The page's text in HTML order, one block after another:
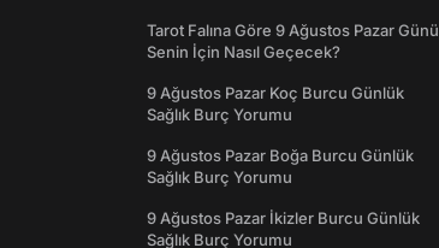
Tarot Falına Göre 9 Ağustos Pazar Günü
Senin İçin Nasıl Geçecek?
9 Ağustos Pazar Koç Burcu Günlük
Sağlık Burç Yorumu
9 Ağustos Pazar Boğa Burcu Günlük
Sağlık Burç Yorumu
9 Ağustos Pazar İkizler Burcu Günlük
Sağlık Burç Yorumu